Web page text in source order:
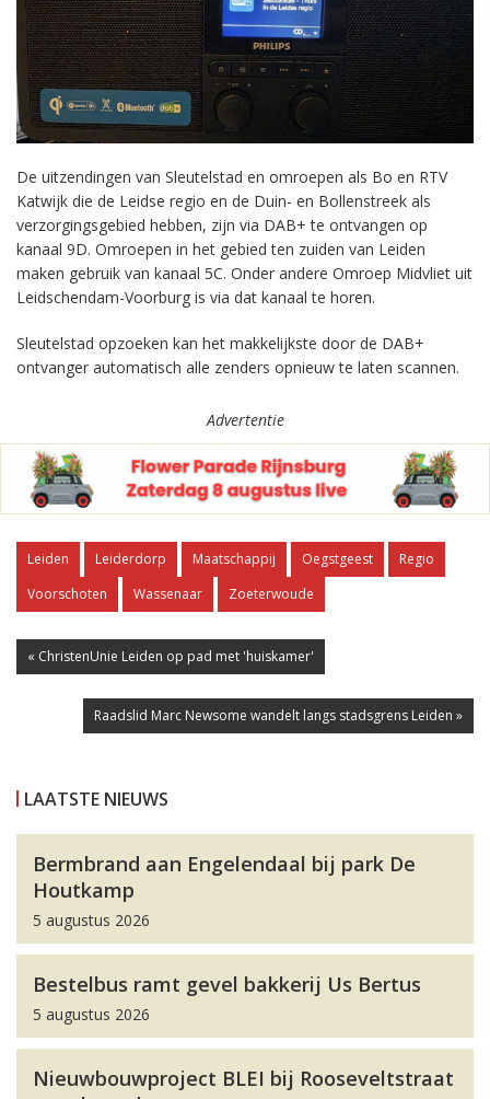
De uitzendingen van Sleutelstad en omroepen als Bo en RTV
Katwijk die de Leidse regio en de Duin- en Bollenstreek als
verzorgingsgebied hebben, zijn via DAB+ te ontvangen op
kanaal 9D. Omroepen in het gebied ten zuiden van Leiden
maken gebruik van kanaal 5C. Onder andere Omroep Midvliet uit
Leidschendam-Voorburg is via dat kanaal te horen.
Sleutelstad opzoeken kan het makkelijkste door de DAB+
ontvanger automatisch alle zenders opnieuw te laten scannen.
Advertentie
Leiden Leiderdorp Maatschappij Oegstgeest
Regio
Voorschoten
Wassenaar Zoeterwoude
« ChristenUnie Leiden op pad met 'huiskamer'
Raadslid Marc Newsome wandelt langs stadsgrens Leiden »
LAATSTE NIEUWS
Bermbrand aan Engelendaal bij park De
Houtkamp
5 augustus 2026
Bestelbus ramt gevel bakkerij Us Bertus
5 augustus 2026
Nieuwbouwproject BLEI bij Rooseveltstraat